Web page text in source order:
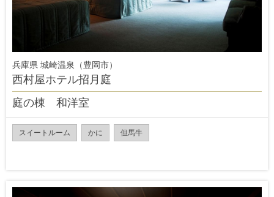
兵庫県 城崎温泉（豊岡市）
西村屋ホテル招月庭
庭の棟 和洋室
スイートルーム かに 但馬牛